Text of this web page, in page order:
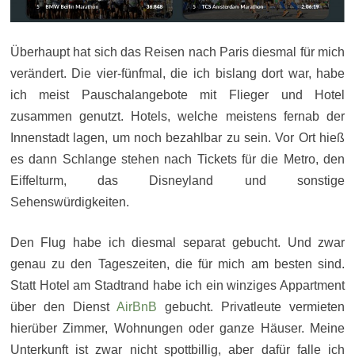
Überhaupt hat sich das Reisen nach Paris diesmal für mich
verändert. Die vier-fünfmal, die ich bislang dort war, habe
ich meist Pauschalangebote mit Flieger und Hotel
zusammen genutzt. Hotels, welche meistens fernab der
Innenstadt lagen, um noch bezahlbar zu sein. Vor Ort hieß
es dann Schlange stehen nach Tickets für die Metro, den
Eiffelturm, das Disneyland und sonstige
Sehenswürdigkeiten.
Den Flug habe ich diesmal separat gebucht. Und zwar
genau zu den Tageszeiten, die für mich am besten sind.
Statt Hotel am Stadtrand habe ich ein winziges Appartment
über den Dienst AirBnB gebucht. Privatleute vermieten
hierüber Zimmer, Wohnungen oder ganze Häuser. Meine
Unterkunft ist zwar nicht spottbillig, aber dafür falle ich